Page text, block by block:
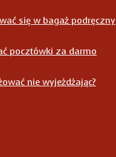
się w bagaż podręczny
pocztówki za darmo
nie wyjeżdżając?